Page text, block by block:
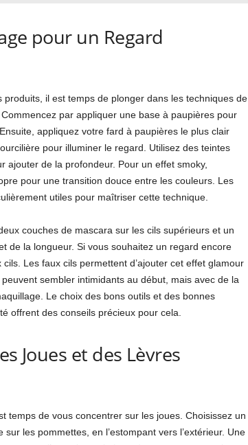
pour un Regard
il est temps de plonger dans les techniques de
par appliquer une base à paupières pour
appliquez votre fard à paupières le plus clair
pour illuminer le regard. Utilisez des teintes
ajouter de la profondeur. Pour un effet smoky,
pour une transition douce entre les couleurs. Les
utiles pour maîtriser cette technique.
couches de mascara sur les cils supérieurs et un
de la longueur. Si vous souhaitez un regard encore
Les faux cils permettent d’ajouter cet effet glamour
sembler intimidants au début, mais avec de la
Le choix des bons outils et des bonnes
offrent des conseils précieux pour cela.
Joues et des Lèvres
temps de vous concentrer sur les joues. Choisissez un
les pommettes, en l’estompant vers l’extérieur. Une